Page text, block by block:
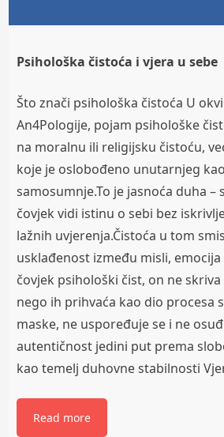
Psihološka čistoća i vjera u sebe
Što znači psihološka čistoća U
An4Pologije, pojam psihološke
na moralnu ili religijsku čistoću,
koje je oslobođeno unutarnjeg
samosumnje.To je jasnoća duha –
čovjek vidi istinu o sebi bez
lažnih uvjerenja.Čistoća u tom
usklađenost između misli, emocija
čovjek psihološki čist, on ne
nego ih prihvaća kao dio procesa
maske, ne uspoređuje se i ne
autentičnost jedini put prema
kao temelj duhovne stabilnosti
Read more